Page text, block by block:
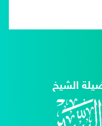
الشيخ